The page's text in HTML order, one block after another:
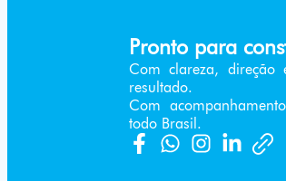
Pronto para
Com clareza, direção
resultado.
Com
todo Brasil.